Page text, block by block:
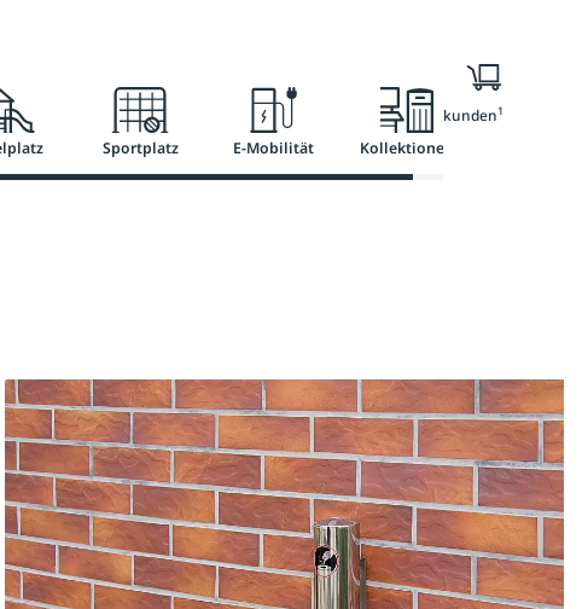
Sportplatz E-Mobilität Kollektionen
Nur für Geschäftskunden1